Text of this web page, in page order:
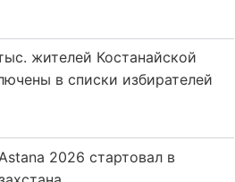
жителей Костанайской
в списки избирателей
2026 стартовал в